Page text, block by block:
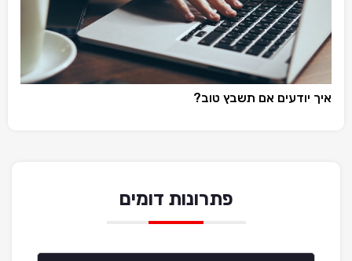
איך יודעים אם תשבץ טוב?
פתרונות דומים